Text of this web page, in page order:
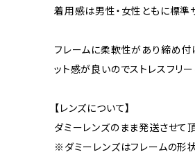
着用感は男性・女性ともに標準
フレームに柔軟性があり締め付
ット感が良いのでストレスフリ
【レンズについて】
ダミーレンズのまま発送させて頂
※ダミーレンズはフレームの形